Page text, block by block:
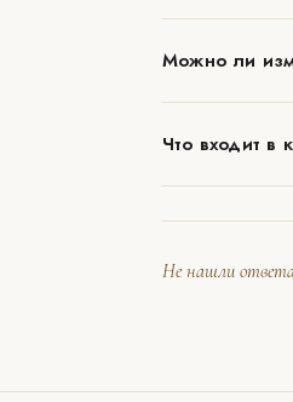
Можно ли
Что входит в
Не нашли ответа